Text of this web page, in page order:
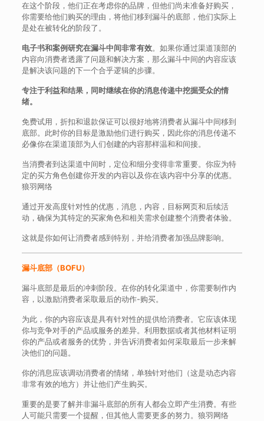
在这个阶段，他们正在考虑你的品牌，但他们尚未准备好购买，
你需要给他们购买的理由，将他们移到漏斗的底部，他们实际上
是处在被转化的阶段了。
电子书和案例研究在漏斗中间非常有效。如果你通过渠道顶部的
内容向消费者透露了问题和解决方案，那么漏斗中间的内容应该
是解决该问题的下一个合乎逻辑的步骤。
专注于利益和结果，同时继续在你的消息传递中挖掘受众的情
绪。
免费试用，折扣和退款保证可以很好地将消费者从漏斗中间移到
底部。此时你的目标是激励他们进行购买，因此你的消息传递不
必像你在渠道顶部为人们创建的内容那样温和和间接。
当消费者到达渠道中间时，定位和细分变得非常重要。你应为特
定的买方角色创建你开发的内容以及你在该内容中分享的优惠。
狼羽网络
通过开发高度针对性的优惠，消息，内容，目标网页和后续活
动，确保为其特定的买家角色和相关需求创建整个消费者体验。
这就是你如何让消费者感到特别，并给消费者加强品牌影响。
漏斗底部（BOFU）
漏斗底部是最后的冲刺阶段。在你的转化渠道中，你需要制作内
容，以激励消费者采取最后的动作-购买。
为此，你的内容应该是具有针对性的提供给消费者。它应该体现
你与竞争对手的产品或服务的差异。利用数据或者其他材料证明
你的产品或者服务的优势，并告诉消费者如何采取最后一步来解
决他们的问题。
你的消息应该调动消费者的情绪，单独针对他们（这是动态内容
非常有效的地方）并让他们产生购买。
重要的是要了解并非漏斗底部的所有人都会立即产生消费。有些
人可能只需要一个提醒，但其他人需要更多的努力。狼羽网络